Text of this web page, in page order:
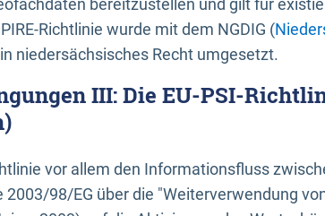
bereitzustellen und gilt für
Richtlinie wurde mit dem NGDIG (
niedersächsisches Recht umgesetzt.
III: Die EU-PSI-
vor allem den Informationsfluss
2003/98/EG über die "Weiterverwendung